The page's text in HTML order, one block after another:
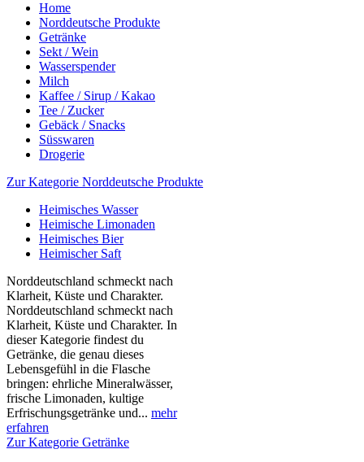
Home
Norddeutsche Produkte
Getränke
Sekt / Wein
Wasserspender
Milch
Kaffee / Sirup / Kakao
Tee / Zucker
Gebäck / Snacks
Süsswaren
Drogerie
Zur Kategorie Norddeutsche Produkte
Heimisches Wasser
Heimische Limonaden
Heimisches Bier
Heimischer Saft
Norddeutschland schmeckt nach
Klarheit, Küste und Charakter.
Norddeutschland schmeckt nach
Klarheit, Küste und Charakter. In
dieser Kategorie findest du
Getränke, die genau dieses
Lebensgefühl in die Flasche
bringen: ehrliche Mineralwässer,
frische Limonaden, kultige
Erfrischungsgetränke und... mehr
erfahren
Zur Kategorie Getränke